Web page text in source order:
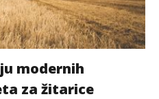
modernih
za žitarice